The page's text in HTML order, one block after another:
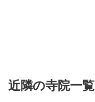
近隣の寺院一覧